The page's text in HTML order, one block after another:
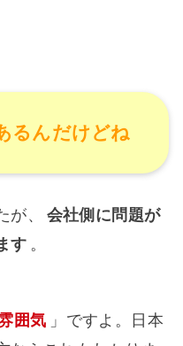
るんだけどね
、
会社側に問題が
す 。
囲気 」ですよ。日本